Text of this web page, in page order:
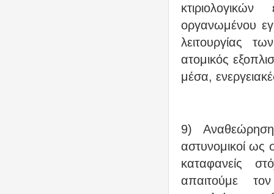
οργανωμένου
λειτουργίας
ατομικός
μέσα,
9) Αναθεώρηση
αστυνομικοί ως
καταφανείς
απαιτούμε